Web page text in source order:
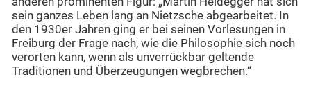
sein ganzes Leben lang an Nietzsche abgearbeitet. In
den 1930er Jahren ging er bei seinen Vorlesungen in
Freiburg der Frage nach, wie die Philosophie sich noch
verorten kann, wenn als unverrückbar geltende
Traditionen und Überzeugungen wegbrechen.“